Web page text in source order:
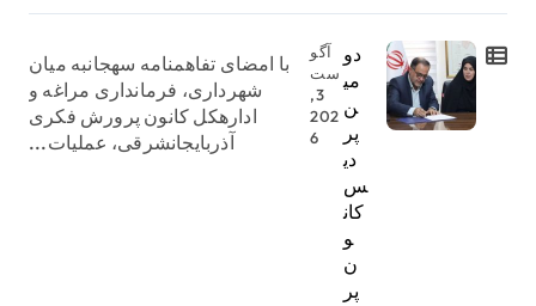
دو
می
ن
پر
دی
س
کان
و
ن
پر
آگو
ست
3,
202
6
با امضای تفاهمنامه سهجانبه میان
شهرداری، فرمانداری مراغه و
ادارهکل کانون پرورش فکری
آذربایجانشرقی، عملیات...